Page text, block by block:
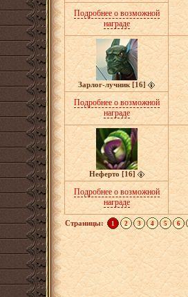
Подробнее о возможной
награде
Зарлог-лучник [16]
Подробнее о возможной
награде
Неферто [16]
Подробнее о возможной
награде
Страницы: 1 2 3 4 5 6